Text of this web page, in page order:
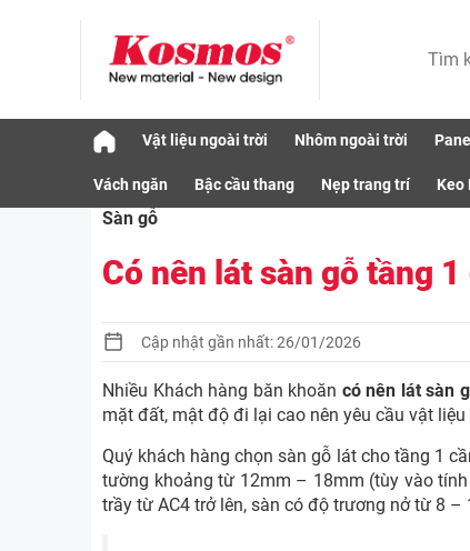
Vật liệu ngoài trời Nhôm ngoài trời
Vách ngăn Bậc cầu thang Nẹp trang trí Keo
Sàn gỗ
Có nên lát sàn gỗ tầng
Cập nhật gần nhất: 26/01/2026
Nhiều Khách hàng băn khoăn có nên lát sàn
mặt đất, mật độ đi lại cao nên yêu cầu vật
Quý khách hàng chọn sàn gỗ lát cho tầng 1
tường khoảng từ 12mm – 18mm (tùy vào
trầy từ AC4 trở lên, sàn có độ trương nở từ 8 –